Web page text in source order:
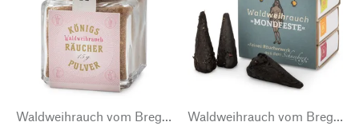
Waldweihrauch vom Bregahof
Waldweihrauch vom Bregahof